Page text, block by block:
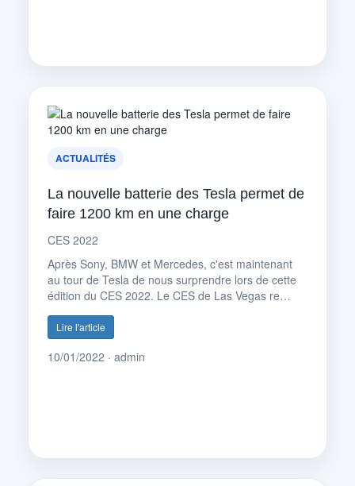
ACTUALITÉS
La nouvelle batterie des Tesla permet de
faire 1200 km en une charge
CES 2022
Après Sony, BMW et Mercedes, c'est maintenant
au tour de Tesla de nous surprendre lors de cette
édition du CES 2022. Le CES de Las Vegas re…
Lire l'article
10/01/2022 · admin